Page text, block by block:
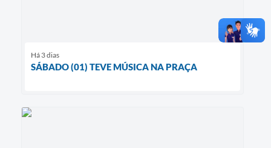
Há 3 dias
SÁBADO (01) TEVE MÚSICA NA PRAÇA